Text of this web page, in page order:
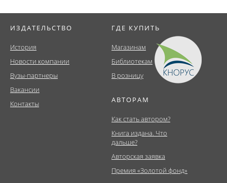
ИЗДАТЕЛЬСТВО
История
Новости компании
Вузы-партнеры
Вакансии
Контакты
ГДЕ КУПИТЬ
Магазинам
Библиотекам
В розницу
АВТОРАМ
Как стать автором?
Книга издана. Что
дальше?
Авторская заявка
Премия «Золотой фонд»